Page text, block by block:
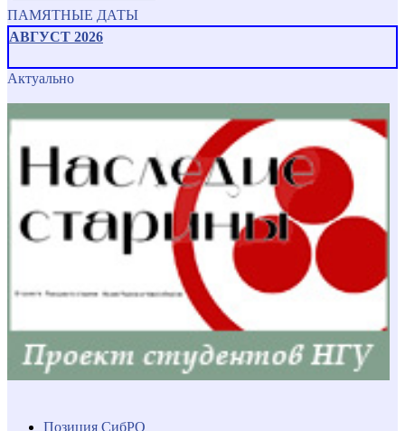
ПАМЯТНЫЕ ДАТЫ
АВГУСТ 2026
Актуально
Позиция СибРО